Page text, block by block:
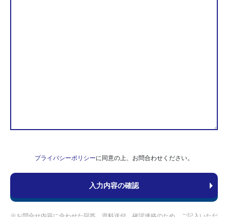
プライバシーポリシーに同意の上、お問合わせください。